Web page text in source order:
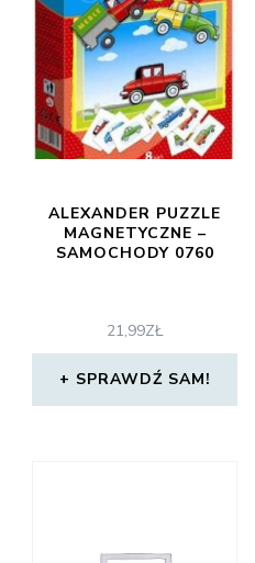
ALEXANDER PUZZLE
MAGNETYCZNE –
SAMOCHODY 0760
21,99ZŁ
SPRAWDŹ SAM!